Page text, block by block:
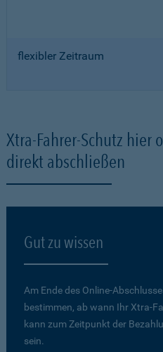
flexibler Zeitraum
Xtra-Fahrer-Schutz hier
direkt abschließen
Gut zu wissen
Am Ende des Online-
bestimmen, ab wann Ihr Xtra-
kann zum Zeitpunkt der
sein.